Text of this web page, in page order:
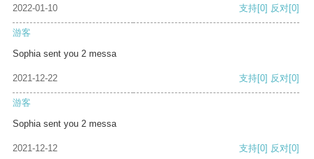
2022-01-10 支持[0] 反对[0]
游客
Sophia sent you 2 messa
2021-12-22 支持[0] 反对[0]
游客
Sophia sent you 2 messa
2021-12-12 支持[0] 反对[0]